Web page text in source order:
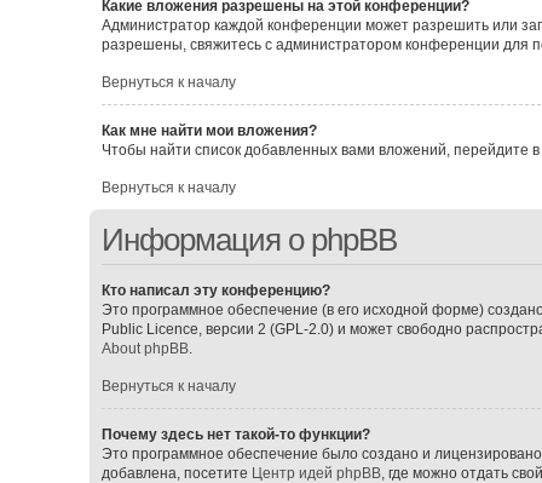
Какие вложения разрешены на этой конференции?
Администратор каждой конференции может разрешить или
разрешены, свяжитесь с администратором конференции для
Вернуться к началу
Как мне найти мои вложения?
Чтобы найти список добавленных вами вложений,
Вернуться к началу
Информация о phpBB
Кто написал эту конференцию?
Это программное обеспечение (в его исходной форме)
Public Licence, версии 2 (GPL-2.0) и может свободно
About phpBB.
Вернуться к началу
Почему здесь нет такой-то функции?
Это программное обеспечение было создано и
добавлена, посетите Центр идей phpBB, где можно отдать